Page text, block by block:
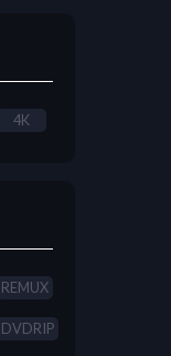
4K
REMUX
DVDRIP